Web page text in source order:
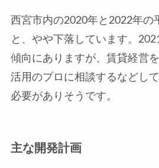
西宮市内の2020年と2022年の
と、やや下落しています。
傾向にありますが、賃貸経営
活用のプロに相談するなどし
必要がありそうです。
主な開発計画